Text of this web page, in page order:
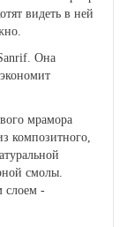
видеть в ней
Она
мрамора
композитного,
смолы.
слоем -